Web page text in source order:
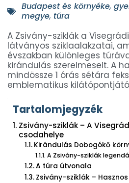
Budapest és környéke,
megye, túra
A Zsivány-sziklák a
látványos sziklaalakzatai,
évszakban különleges
kirándulás szerelmeseit. A
mindössze 1 órás sétára
emblematikus
Tartalomjegyzék
Zsivány-sziklák – A
csodahelye
Kirándulás Dobogókő
A Zsivány-sziklák
A túra útvonala
Zsivány-sziklák –